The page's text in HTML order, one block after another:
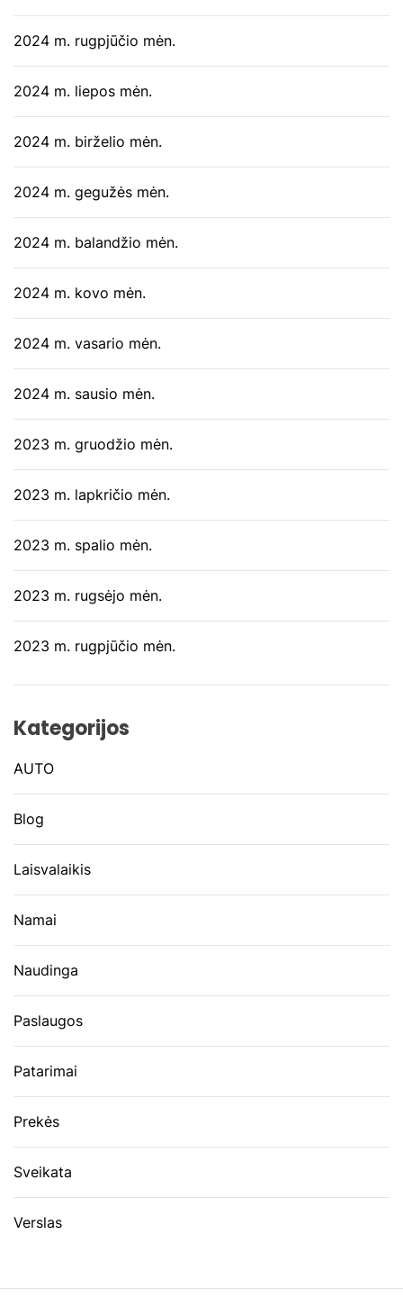
2024 m. rugpjūčio mėn.
2024 m. liepos mėn.
2024 m. birželio mėn.
2024 m. gegužės mėn.
2024 m. balandžio mėn.
2024 m. kovo mėn.
2024 m. vasario mėn.
2024 m. sausio mėn.
2023 m. gruodžio mėn.
2023 m. lapkričio mėn.
2023 m. spalio mėn.
2023 m. rugsėjo mėn.
2023 m. rugpjūčio mėn.
Kategorijos
AUTO
Blog
Laisvalaikis
Namai
Naudinga
Paslaugos
Patarimai
Prekės
Sveikata
Verslas